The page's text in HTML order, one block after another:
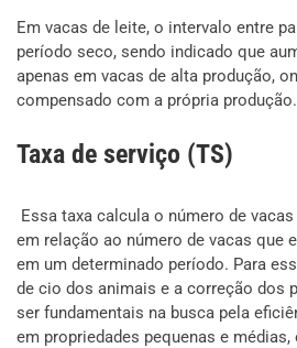
Em vacas de leite, o intervalo entre
período seco, sendo indicado que
apenas em vacas de alta produção,
compensado com a própria produção.
Taxa de serviço (TS)
Essa taxa calcula o número de
em relação ao número de vacas que
em um determinado período. Para
de cio dos animais e a correção dos
ser fundamentais na busca pela
em propriedades pequenas e